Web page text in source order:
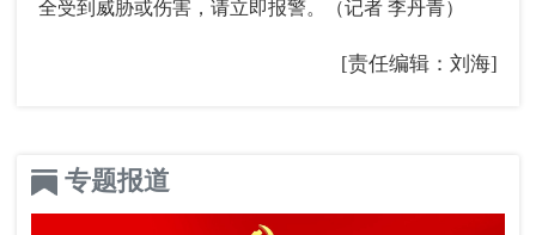
全受到威胁或伤害，请立即报警。（记者 李丹青）
[责任编辑：刘海]
专题报道